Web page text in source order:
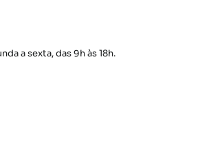
a sexta, das 9h às 18h.